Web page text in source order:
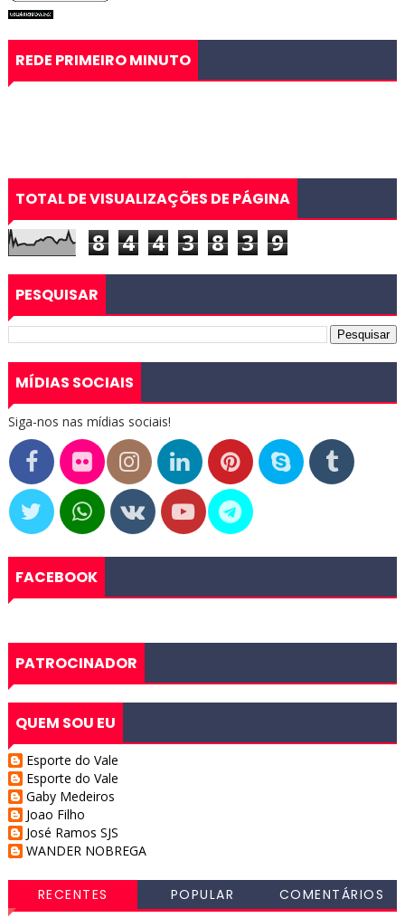
REDE PRIMEIRO MINUTO
TOTAL DE VISUALIZAÇÕES DE PÁGINA
8 4 4 3 8 3 9
PESQUISAR
MÍDIAS SOCIAIS
Siga-nos nas mídias sociais!
FACEBOOK
PATROCINADOR
QUEM SOU EU
Esporte do Vale
Esporte do Vale
Gaby Medeiros
Joao Filho
José Ramos SJS
WANDER NOBREGA
RECENTES POPULAR COMENTÁRIOS